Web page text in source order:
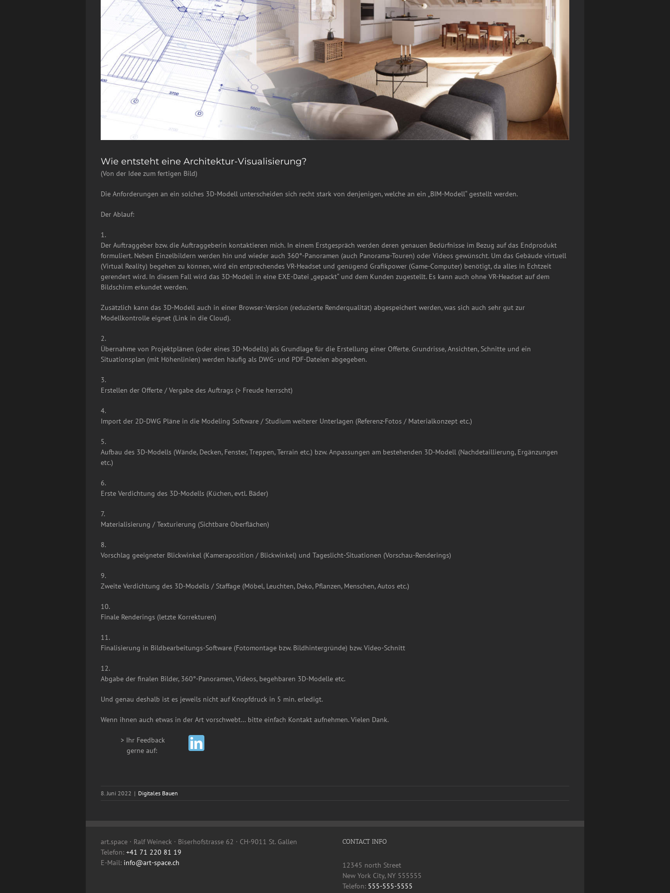
Wie entsteht eine Architektur-Visualisierung?
(Von der Idee zum fertigen Bild)
Die Anforderungen an ein solches 3D-Modell unterscheiden sich recht stark von denjenigen, welche an ein „BIM-Modell“ gestellt werden.
Der Ablauf:
1.
Der Auftraggeber bzw. die Auftraggeberin kontaktieren mich. In einem Erstgespräch werden deren genauen Bedürfnisse im Bezug auf das Endprodukt
formuliert. Neben Einzelbildern werden hin und wieder auch 360°-Panoramen (auch Panorama-Touren) oder Videos gewünscht. Um das Gebäude virtuell
(Virtual Reality) begehen zu können, wird ein entprechendes VR-Headset und genügend Grafikpower (Game-Computer) benötigt, da alles in Echtzeit
gerendert wird. In diesem Fall wird das 3D-Modell in eine EXE-Datei „gepackt“ und dem Kunden zugestellt. Es kann auch ohne VR-Headset auf dem
Bildschirm erkundet werden.
Zusätzlich kann das 3D-Modell auch in einer Browser-Version (reduzierte Renderqualität) abgespeichert werden, was sich auch sehr gut zur
Modellkontrolle eignet (Link in die Cloud).
2.
Übernahme von Projektplänen (oder eines 3D-Modells) als Grundlage für die Erstellung einer Offerte. Grundrisse, Ansichten, Schnitte und ein
Situationsplan (mit Höhenlinien) werden häufig als DWG- und PDF-Dateien abgegeben.
3.
Erstellen der Offerte / Vergabe des Auftrags (> Freude herrscht)
4.
Import der 2D-DWG Pläne in die Modeling Software / Studium weiterer Unterlagen (Referenz-Fotos / Materialkonzept etc.)
5.
Aufbau des 3D-Modells (Wände, Decken, Fenster, Treppen, Terrain etc.) bzw. Anpassungen am bestehenden 3D-Modell (Nachdetaillierung, Ergänzungen
etc.)
6.
Erste Verdichtung des 3D-Modells (Küchen, evtl. Bäder)
7.
Materialisierung / Texturierung (Sichtbare Oberflächen)
8.
Vorschlag geeigneter Blickwinkel (Kameraposition / Blickwinkel) und Tageslicht-Situationen (Vorschau-Renderings)
9.
Zweite Verdichtung des 3D-Modells / Staffage (Möbel, Leuchten, Deko, Pflanzen, Menschen, Autos etc.)
10.
Finale Renderings (letzte Korrekturen)
11.
Finalisierung in Bildbearbeitungs-Software (Fotomontage bzw. Bildhintergründe) bzw. Video-Schnitt
12.
Abgabe der finalen Bilder, 360°-Panoramen, Videos, begehbaren 3D-Modelle etc.
Und genau deshalb ist es jeweils nicht auf Knopfdruck in 5 min. erledigt.
Wenn ihnen auch etwas in der Art vorschwebt… bitte einfach Kontakt aufnehmen. Vielen Dank.
> Ihr Feedback
gerne auf:
8. Juni 2022 | Digitales Bauen
art.space · Ralf Weineck · Biserhofstrasse 62 · CH-9011 St. Gallen
Telefon: +41 71 220 81 19
E-Mail: info@art-space.ch
CONTACT INFO
12345 north Street
New York City, NY 555555
Telefon: 555-555-5555